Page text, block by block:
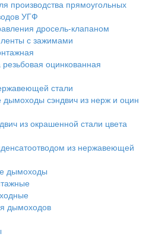
производства прямоугольных
УГФ
дросель-клапаном
с зажимами
оцинкованная
стали
дымоходы сэндвич из нерж и оцин
из окрашенной стали цвета
из нержавеющей
дымоходы
дымоходов